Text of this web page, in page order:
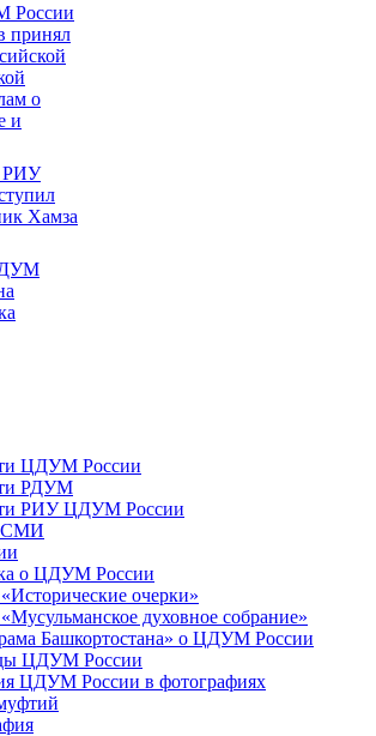
России
принял
о
и
РИУ
Хамза
ЦДУМ России
РДУМ
РИУ ЦДУМ России
СМИ
о ЦДУМ России
очерки»
духовное собрание»
Башкортостана» о ЦДУМ России
ЦДУМ России
ЦДУМ России в фотографиях